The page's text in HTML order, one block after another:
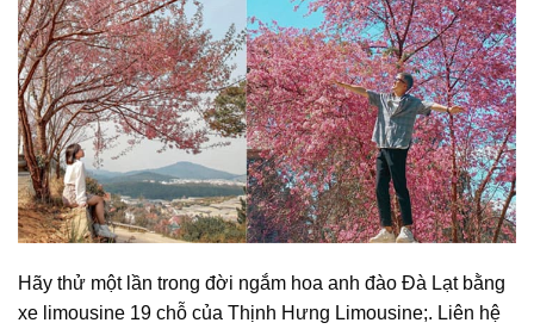
Hãy thử một lần trong đời ngắm hoa anh đào Đà Lạt bằng
xe limousine 19 chỗ của Thịnh Hưng Limousine;. Liên hệ